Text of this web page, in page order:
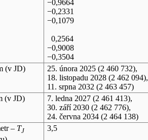
−0,9664
−0,2331
−0,1079
0,2564
−0,9008
−0,3504
(v JD) 25. února 2025(2 460 732),
18. listopadu 2028(2 462 094),
11. srpna 2032 (2 463 457)
(v JD) 7. ledna 2027(2 461 413),
30. září 2030(2 462 776),
24. června 2034(2 464 138)
– TJ 3,5